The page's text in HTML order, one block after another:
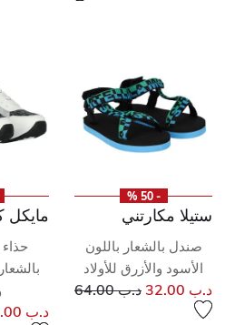
- 50 %
ستيلا مكارتني
صندل بالشعار باللون
الأسود والأزرق للأولاد
د.ب 32.00 سعر مخفض من
د.ب 64.00 إلى
د.ب 34.00